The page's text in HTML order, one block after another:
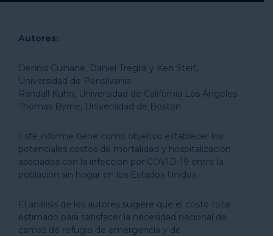
Autores:
Dennis Culhane, Daniel Treglia y Ken Steif,
Universidad de Pensilvania
Randall Kuhn, Universidad de California Los Ángeles
Thomas Byrne, Universidad de Boston
Este informe tiene como objetivo establecer los
potenciales costos de mortalidad y hospitalización
asociados con la infección por COVID-19 entre la
población sin hogar en los Estados Unidos.
El análisis de los autores sugiere que el costo total
estimado para satisfacer la necesidad nacional de
camas de refugio de emergencia y de